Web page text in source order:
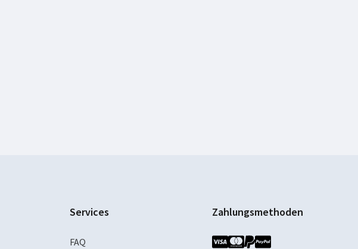
Services
FAQ
Zahlungsmethoden